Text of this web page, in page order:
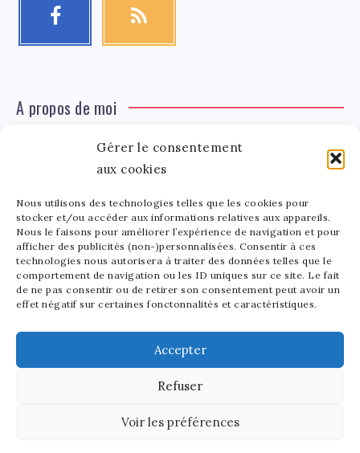
Gérer le consentement
aux cookies
Nous utilisons des technologies telles que les cookies pour
stocker et/ou accéder aux informations relatives aux appareils.
Nous le faisons pour améliorer l’expérience de navigation et pour
afficher des publicités (non-)personnalisées. Consentir à ces
technologies nous autorisera à traiter des données telles que le
comportement de navigation ou les ID uniques sur ce site. Le fait
de ne pas consentir ou de retirer son consentement peut avoir un
effet négatif sur certaines fonctonnalités et caractéristiques.
Accepter
Refuser
Voir les préférences
A propos de moi
Tinger
Léa Tinger
Fondatrice
Fondatrice de FortunedeStar.com, je fusionne ma
passion pour les cultures et l'économie des célébrités.
Entre la gestion de mon site et la poterie, je trouve le
bonheur dans l'équilibre de mes activités. Mère d'un
bout de chou de 5 ans, je partage avec lui l'amour de
l'art sous toutes ses formes.
Découvrez notre site en anglais:Stars and Money